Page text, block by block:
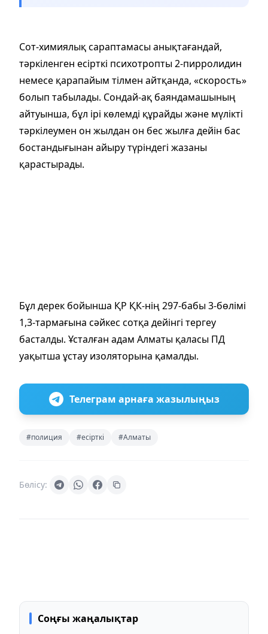
Сот-химиялық сараптамасы анықтағандай,
тәркіленген есірткі психотропты 2-пирролидин
немесе қарапайым тілмен айтқанда, «скорость»
болып табылады. Сондай-ақ баяндамашының
айтуынша, бұл ірі көлемді құрайды және мүлікті
тәркілеумен он жылдан он бес жылға дейін бас
бостандығынан айыру түріндегі жазаны
қарастырады.
Бұл дерек бойынша ҚР ҚК-нің 297-бабы 3-бөлімі
1,3-тармағына сәйкес сотқа дейінгі тергеу
басталды. Ұсталған адам Алматы қаласы ПД
уақытша ұстау изоляторына қамалды.
Телеграм арнаға жазылыңыз
#полиция #есірткі #Алматы
Бөлісу:
Соңғы жаңалықтар